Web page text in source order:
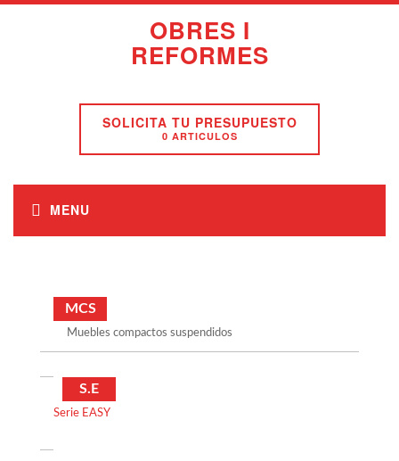
OBRES I
REFORMES
SOLICITA TU PRESUPUESTO
0 ARTICULOS
MCS
Muebles compactos suspendidos
S.E
Serie EASY